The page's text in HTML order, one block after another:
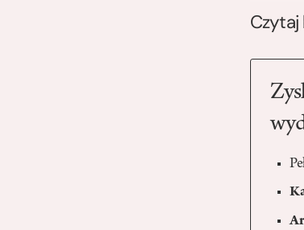
Czytaj